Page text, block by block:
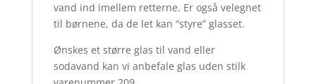
vand ind imellem retterne. Er også velegnet
til børnene, da de let kan “styre” glasset.
Ønskes et større glas til vand eller
sodavand kan vi anbefale glas uden stilk